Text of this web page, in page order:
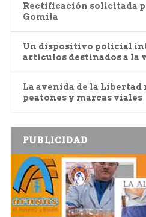
Rectificación solicitada
Gomila
Un dispositivo policial
artículos destinados a la
La avenida de la Libertad
peatones y marcas viales
PUBLICIDAD